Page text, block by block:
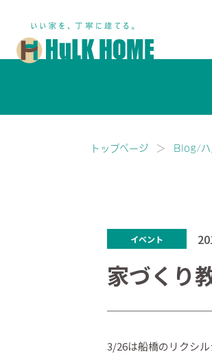
トップページ Blog/ハ
イベント
家づくり
3/26は船橋のリクシ